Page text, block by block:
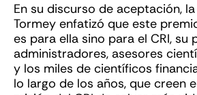
En su discurso de aceptación,
Tormey enfatizó que este
es para ella sino para el CRI, su
administradores, asesores
y los miles de científicos
lo largo de los años, que creen